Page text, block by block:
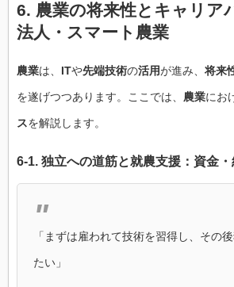
6. 農業の将来性と キャリア
法人 ・ スマート農業
農業は、 ITや先端技術の活用が進み、 将来
を遂げつつあります。ここでは、 農業にお
スを解説します。
6-1. 独立への道筋と就農支援 ： 資金 ・
「まずは雇われて技術を習得し、その
たい」